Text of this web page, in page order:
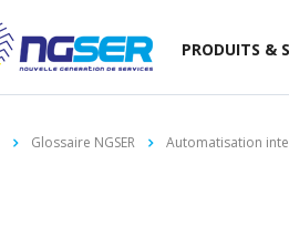
PRODUITS &
Glossaire NGSER Automatisation